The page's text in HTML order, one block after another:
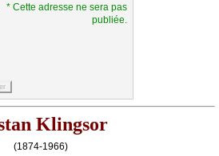
* Cette adresse ne sera pas
publiée.
Klingsor
(1874-1966)